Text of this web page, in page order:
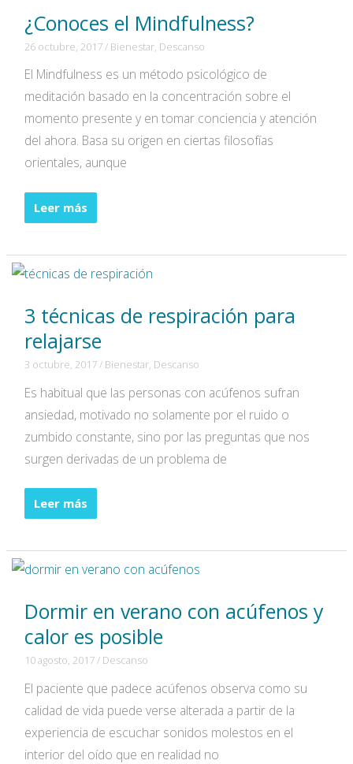
relajante
¿Conoces el Mindfulness?
26 octubre, 2017/ Bienestar, Descanso
El Mindfulness es un método psicológico de
meditación basado en la concentración sobre el
momento presente y en tomar conciencia y atención
del ahora. Basa su origen en ciertas filosofías
orientales, aunque
¿Conoces
el
Leer más
3 técnicas de respiración para
relajarse
3 octubre, 2017/ Bienestar, Descanso
Es habitual que las personas con acúfenos sufran
ansiedad, motivado no solamente por el ruido o
zumbido constante, sino por las preguntas que nos
surgen derivadas de un problema de
3
técnicas
respiración
relajarse
Leer más
Dormir en verano con acúfenos y
calor es posible
10 agosto, 2017/ Descanso
El paciente que padece acúfenos observa como su
calidad de vida puede verse alterada a partir de la
experiencia de escuchar sonidos molestos en el
interior del oído que en realidad no